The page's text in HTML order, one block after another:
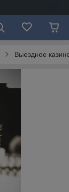
Выездное